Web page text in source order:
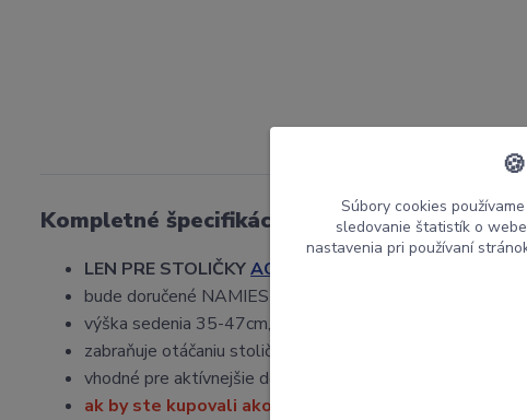
Kompletné špecifikácie
LEN PRE STOLIČKYACTIKID A2
bude doručené NAMIESTO štandardného piestu,
výška sedenia 35-47cm,
zabraňuje otáčaniu stoličky,
vhodné pre aktívnejšie deti,
ak by ste kupovali ako samostatný produkt, tzn. bez
Súbory cookies
sledovanie štatistík o
nastavenia pri používaní